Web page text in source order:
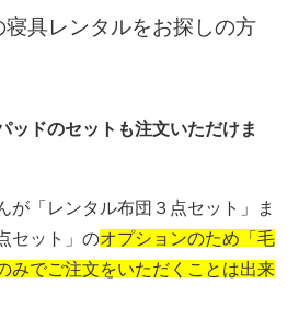
具レンタルをお探しの方
ッドのセットも注文いただけま
が「レンタル布団３点セット」ま
セット」のオプションのため「毛
みでご注文をいただくことは出来